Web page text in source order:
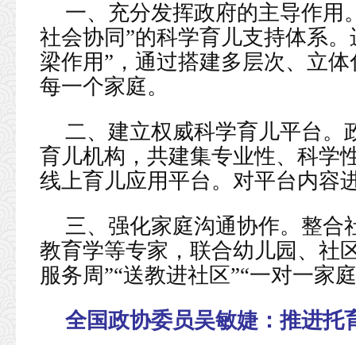
一、充分发挥政府的主导作用
社会协同”的科学育儿支持体系
梁作用”，通过搭建多层次、立
每一个家庭。
二、建立权威科学育儿平台。
育儿机构，共建集专业性、科学
线上育儿应用平台。对平台内容
三、强化家庭沟通协作。整合
教育学等专家，联合幼儿园、社
服务周”“送教进社区”“一对一家
全国政协委员吴敏婕： 推进托